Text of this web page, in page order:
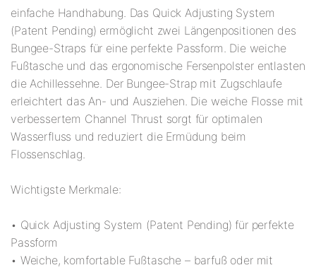
einfache Handhabung. Das Quick Adjusting System
(Patent Pending) ermöglicht zwei Längenpositionen des
Bungee-Straps für eine perfekte Passform. Die weiche
Fußtasche und das ergonomische Fersenpolster entlasten
die Achillessehne. Der Bungee-Strap mit Zugschlaufe
erleichtert das An- und Ausziehen. Die weiche Flosse mit
verbessertem Channel Thrust sorgt für optimalen
Wasserfluss und reduziert die Ermüdung beim
Flossenschlag.
Wichtigste Merkmale:
• Quick Adjusting System (Patent Pending) für perfekte
Passform
• Weiche, komfortable Fußtasche – barfuß oder mit